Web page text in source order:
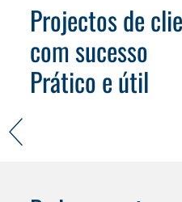
Projectos de
com sucesso
Prático e útil